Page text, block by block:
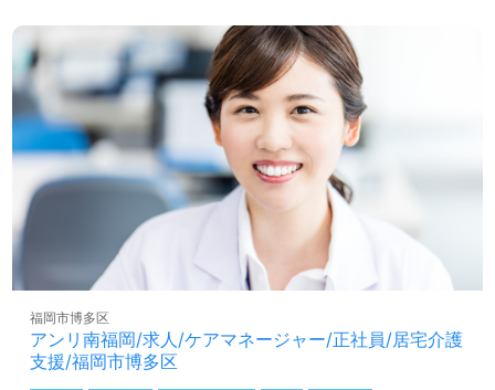
たい』『やりがいを感じながら働きたい』『病院で働きた
い』『転職で施設形態や環境を変えて仕事をしたい』等の
方も大歓迎です。働き方や募集詳細等、担当コンサルタン
トよりご案内します。お問い合わせも遠慮なくお願いしま
す。
全国の求人ご紹介！医療/福祉業界の正社員/パート求人探
しは【ウィルオブ介護】＊求人情報収集、将来的に検討の
方も遠慮なく＊
LINE、メール、お電話などご希望に応じてお問い合わせ/ご
相談可能です。転職相談、求人紹介、年収交渉など完全無
料サービスをご利用いただけます。＜非公開求人も取扱い
せお待ちしております。
アンリ南福岡/求人/ケアマネージャー/正社員/居宅介護
支援/福岡市博多区
福岡市博多区